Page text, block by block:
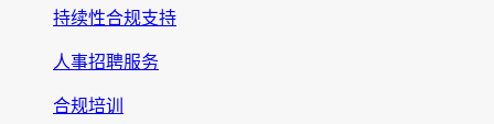
持续性合规支持
人事招聘服务
合规培训